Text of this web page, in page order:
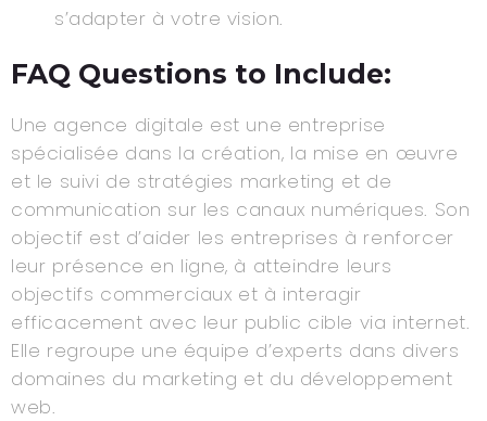
s’adapter à votre vision.
FAQ Questions to Include:
Une agence digitale est une entreprise
spécialisée dans la création, la mise en œuvre
et le suivi de stratégies marketing et de
communication sur les canaux numériques. Son
objectif est d’aider les entreprises à renforcer
leur présence en ligne, à atteindre leurs
objectifs commerciaux et à interagir
efficacement avec leur public cible via internet.
Elle regroupe une équipe d’experts dans divers
domaines du marketing et du développement
web.